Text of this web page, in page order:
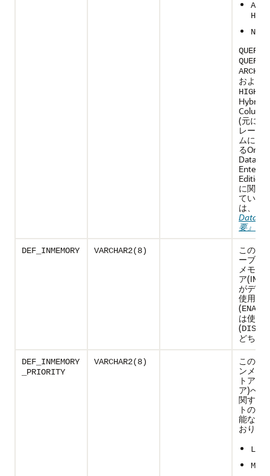
HIGH
NULL
QUERY
QUERY
および
HIGH
Hybrid
(元にな
レージ
ムに依
るOracle
Edition
に関連
ている
は、
要』
DEF_INMEMORY VARCHAR2(8)
この表
ーブル
メモリ
ア(IM
がデフ
使用可
(
は使用
(
どちら
DEF_INMEMORY
_PRIORITY
VARCHAR2(8)
この表
ンメモ
トア
ア)への
関する
トの優
能な値
おり。
LOW